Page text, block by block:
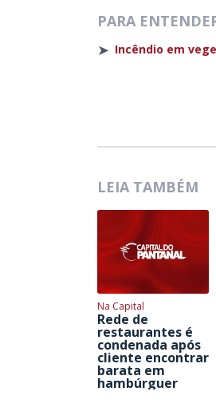
PARA
➤ Incêndio em
LEIA TAMBÉM
Na Capital
Rede de
restaurantes é
condenada após
cliente encontrar
barata em
hambúrguer